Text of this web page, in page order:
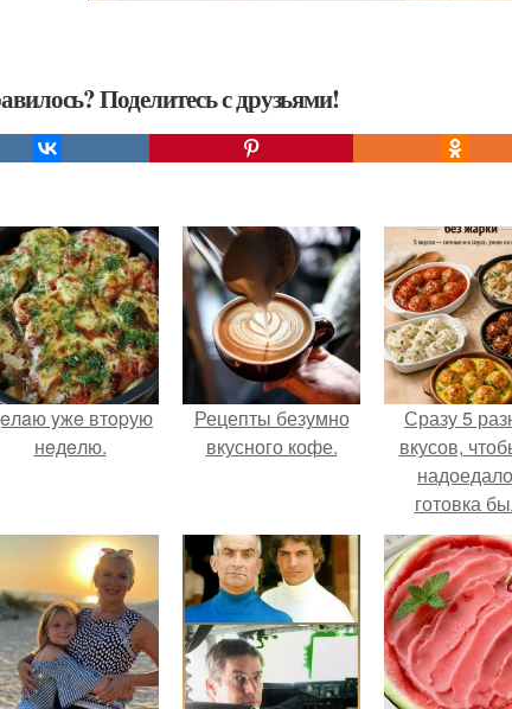
Поделитесь с друзьями!
yжe втopую
нeдeлю.
Рецепты безумно
вкусного кофе.
Сразу 5
вкусов,
готовка
проще.